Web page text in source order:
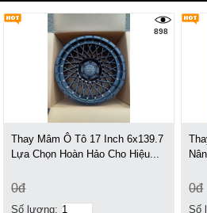
898
Thay Mâm Ô Tô 17 Inch 6x139.7
Lựa Chọn Hoàn Hảo Cho Hiệu...
0đ
Số lượng:
0đ
Số